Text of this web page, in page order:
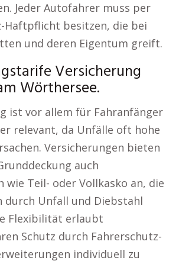
Jeder Autofahrer muss per
Haftpflicht besitzen, die bei
und deren Eigentum greift.
Versicherung
Wörthersee.
ist vor allem für Fahranfänger
relevant, da Unfälle oft hohe
Versicherungen bieten
auch
wie Teil- oder Vollkasko an, die
durch Unfall und Diebstahl
Flexibilität erlaubt
Schutz durch Fahrerschutz-
individuell zu